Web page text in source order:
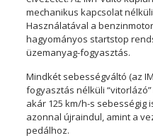
mechanikus kapcsolat
Használatával a
hagyományos startstop
üzemanyag-fogyasztás.
Mindkét sebességváltó (az
fogyasztás nélküli
akár 125 km/h-s sebességig
azonnal újraindul, amint a
pedálhoz.